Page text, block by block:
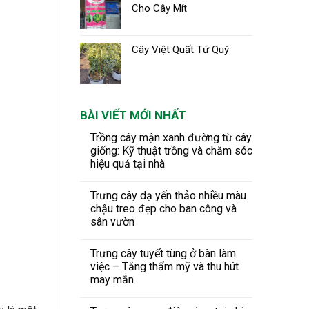
Cho Cây Mít
Cây Việt Quất Tứ Quý
BÀI VIẾT MỚI NHẤT
Trồng cây mận xanh đường từ cây
giống: Kỹ thuật trồng và chăm sóc
hiệu quả tại nhà
Trưng cây dạ yến thảo nhiều màu
chậu treo đẹp cho ban công và
sân vườn
Trưng cây tuyết tùng ở bàn làm
việc – Tăng thẩm mỹ và thu hút
may mắn